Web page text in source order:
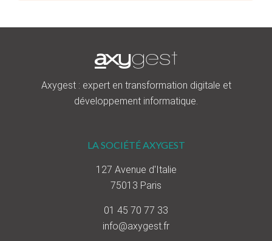
Axygest : expert en transformation digitale et
développement informatique.
LA SOCIÉTÉ AXYGEST
127 Avenue d'Italie
75013 Paris
01 45 70 77 33
info@axygest.fr